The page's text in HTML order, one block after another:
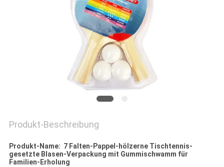
Produkt-Beschreibung
Produkt-Name: 7 Falten-Pappel-hölzerne Tischtennis-
gesetzte Blasen-Verpackung mit Gummischwamm für
Familien-Erholung